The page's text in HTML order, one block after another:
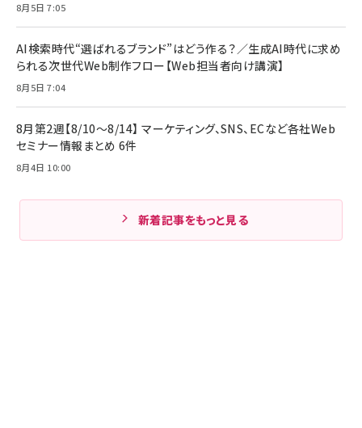
8月5日 7:05
AI検索時代“選ばれるブランド”はどう作る？／生成AI時代に求め
られる次世代Web制作フロー【Web担当者向け講演】
8月5日 7:04
8月第2週【8/10～8/14】 マーケティング、SNS、ECなど各社Web
セミナー情報まとめ 6件
8月4日 10:00
新着記事をもっと見る